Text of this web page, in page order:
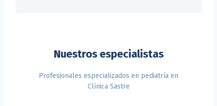
Nuestros especialistas
Profesionales especializados en pediatría en
Clínica Sastre